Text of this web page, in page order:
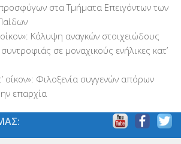
Κατ οίκον
Κατ οίκον
στα Τμήματα Επειγόντων των
οίκον»: Κάλυψη αναγκών στοιχειώδους
σε μοναχικούς ενήλικες κατ’
οίκον»: Φιλοξενία συγγενών απόρων
επαρχία